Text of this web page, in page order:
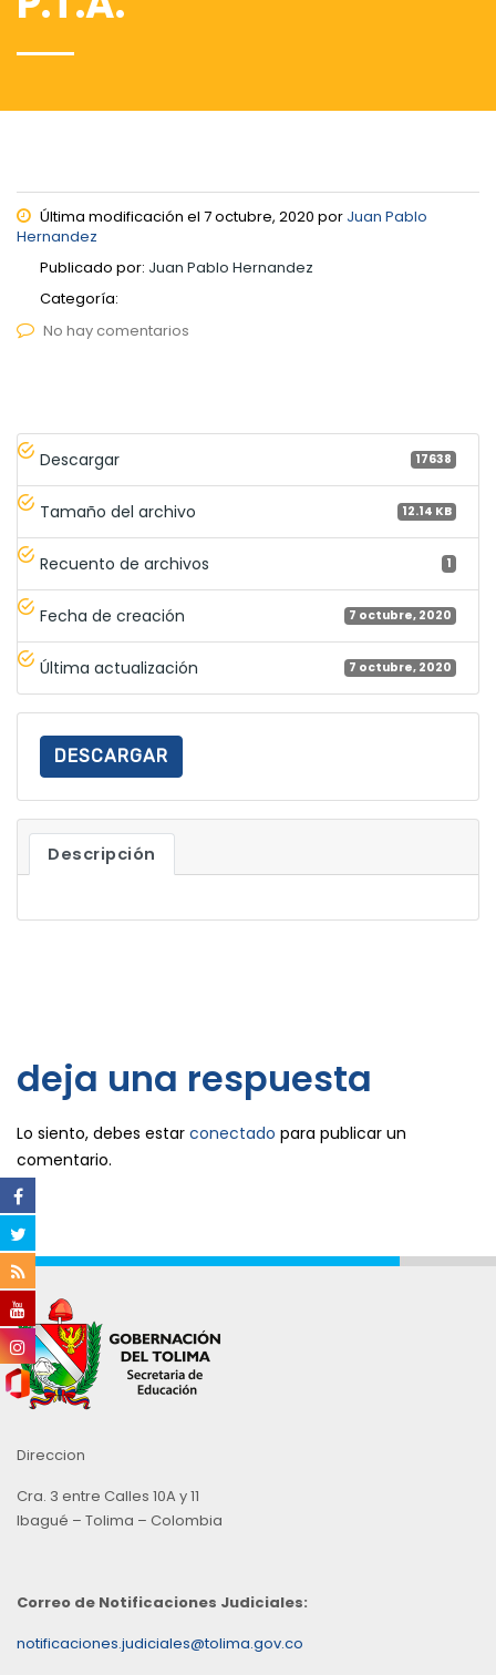
Última modificación el 7 octubre, 2020 por Juan Pablo
Hernandez
Publicado por: Juan Pablo Hernandez
Categoría:
No hay comentarios
Descargar 17638
Tamaño del archivo 12.14 KB
Recuento de archivos 1
Fecha de creación 7 octubre, 2020
Última actualización 7 octubre, 2020
DESCARGAR
Descripción
deja una respuesta
Lo siento, debes estar conectado para publicar un
comentario.
Direccion
Cra. 3 entre Calles 10A y 11
Ibagué – Tolima – Colombia
Correo de Notificaciones Judiciales:
notificaciones.judiciales@tolima.gov.co